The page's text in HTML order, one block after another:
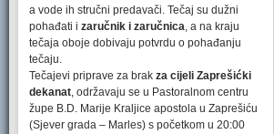
a vode ih stručni predavači. Tečaj su dužni
pohađati i zaručnik i zaručnica, a na kraju
tečaja oboje dobivaju potvrdu o pohađanju
tečaju.
Tečajevi priprave za brak za cijeli Zaprešićki
dekanat, održavaju se u Pastoralnom centru
župe B.D. Marije Kraljice apostola u Zaprešiću
(Sjever grada – Marles) s početkom u 20:00